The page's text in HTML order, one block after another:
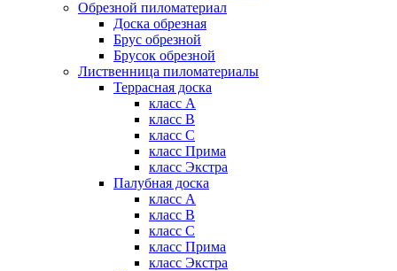
Обрезной пиломатериал
Доска обрезная
Брус обрезной
Брусок обрезной
Лиственница пиломатериалы
Террасная доска
класс А
класс B
класс C
класс Прима
класс Экстра
Палубная доска
класс А
класс B
класс C
класс Прима
класс Экстра